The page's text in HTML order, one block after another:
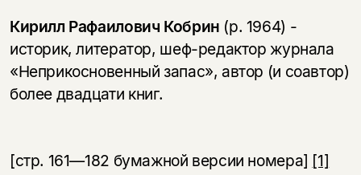
Кирилл Рафаилович Кобрин (р. 1964) -
историк, литератор, шеф-редактор журнала
«Неприкосновенный запас», автор (и соавтор)
более двадцати книг.
[стр. 161—182 бумажной версии номера] [1]